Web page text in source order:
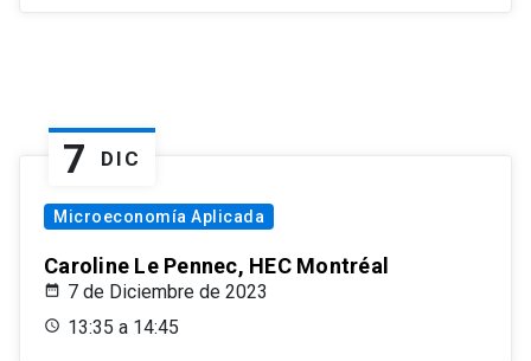
7 DIC
Microeconomía Aplicada
Caroline Le Pennec, HEC Montréal
7 de Diciembre de 2023
13:35 a 14:45